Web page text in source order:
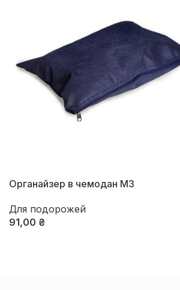
Органайзер в чемодан М3
Для подорожей
91,00 ₴